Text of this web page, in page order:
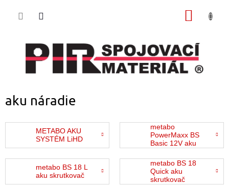
aku náradie
METABO AKU
SYSTÉM LiHD
metabo
PowerMaxx BS
Basic 12V aku
metabo BS 18 L
aku skrutkovač
metabo BS 18
Quick aku
skrutkovač